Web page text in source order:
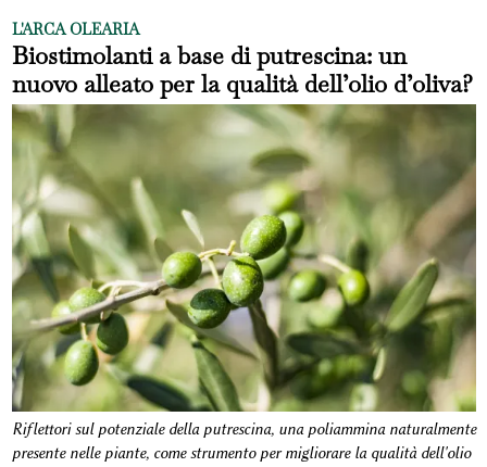
L'ARCA OLEARIA
Biostimolanti a base di putrescina: un
nuovo alleato per la qualità dell’olio d’oliva?
Riflettori sul potenziale della putrescina, una poliammina naturalmente
presente nelle piante, come strumento per migliorare la qualità dell'olio